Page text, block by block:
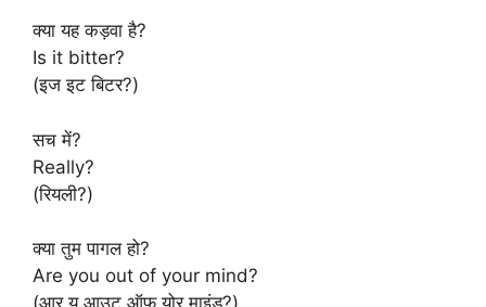
क्या यह कड़वा है?
Is it bitter?
(इज इट बिटर?)
सच में?
Really?
(रियली?)
क्या तुम पागल हो?
Are you out of your mind?